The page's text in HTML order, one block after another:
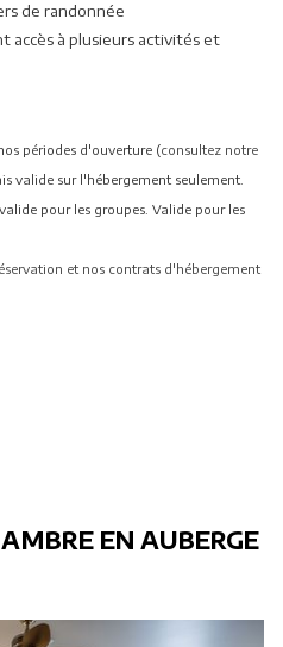
de randonnée
accès à plusieurs activités et
périodes d'ouverture (consultez notre
valide sur l'hébergement seulement.
pour les groupes. Valide pour les
et nos contrats d'hébergement
EN AUBERGE